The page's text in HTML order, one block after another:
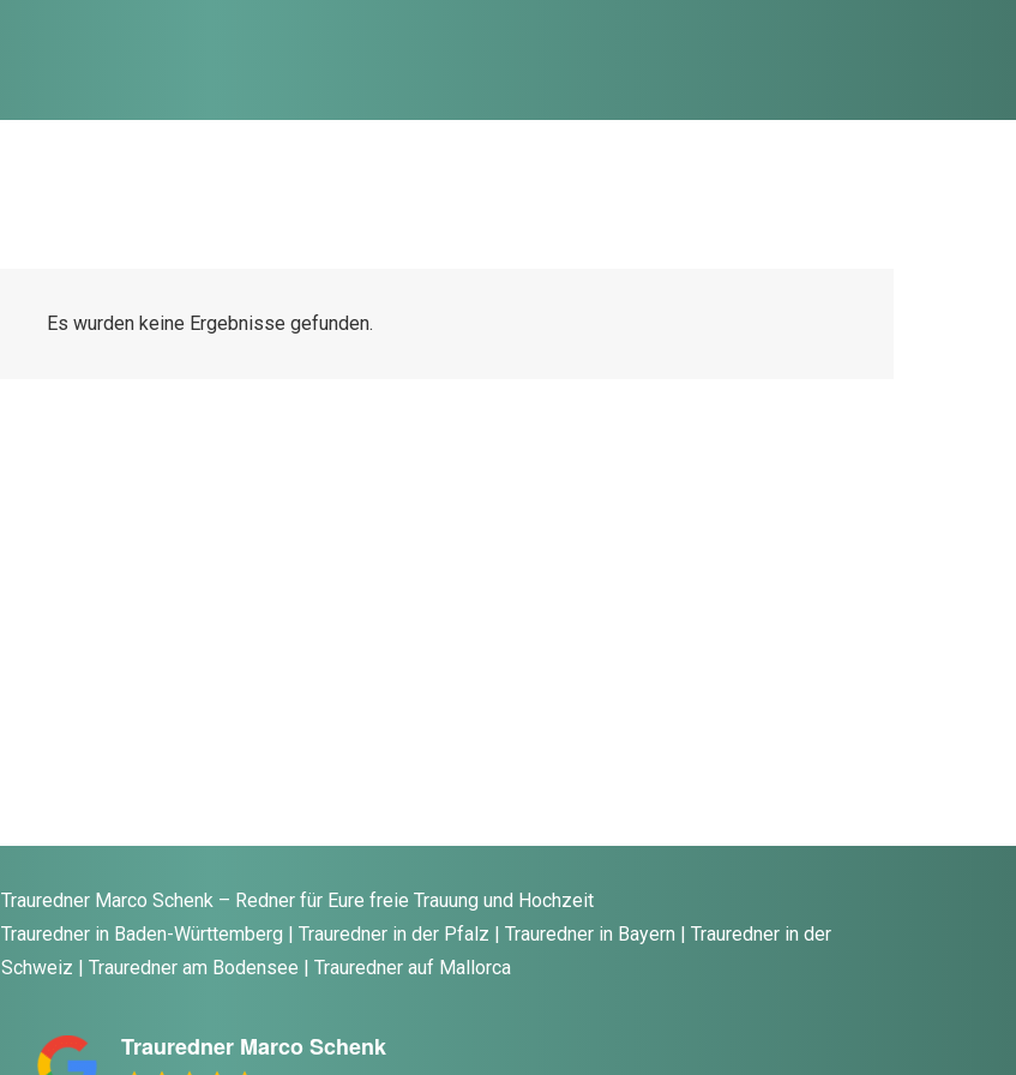
Es wurden keine Ergebnisse gefunden.
Trauredner Marco Schenk – Redner für Eure freie Trauung und Hochzeit
Trauredner in Baden-Württemberg | Trauredner in der Pfalz | Trauredner in Bayern | Trauredner in der
Schweiz | Trauredner am Bodensee | Trauredner auf Mallorca
Trauredner Marco Schenk